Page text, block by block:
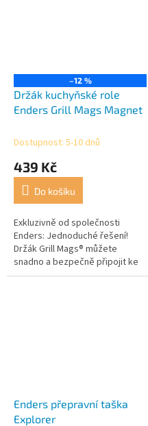
–12 %
Držák kuchyňské role
Enders Grill Mags Magnet
Dostupnost: 5-10 dnů
439 Kč
Do košíku
Exkluzivně od společnosti
Enders: Jednoduché řešení!
Držák Grill Mags® můžete
snadno a bezpečně připojit ke
svému grilu.
Enders přepravní taška
Explorer